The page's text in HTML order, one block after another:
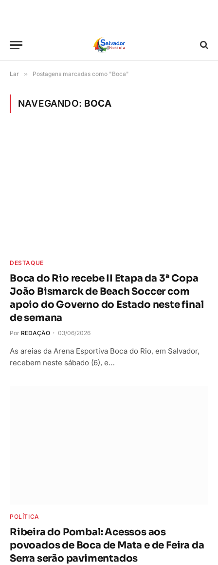
Lar » Postagens marcadas como "Boca"
NAVEGANDO: BOCA
DESTAQUE
Boca do Rio recebe II Etapa da 3ª Copa
João Bismarck de Beach Soccer com
apoio do Governo do Estado neste final
de semana
Por REDAÇÃO 03/06/2026
As areias da Arena Esportiva Boca do Rio, em Salvador,
recebem neste sábado (6), e…
POLÍTICA
Ribeira do Pombal: Acessos aos
povoados de Boca de Mata e de Feira da
Serra serão pavimentados